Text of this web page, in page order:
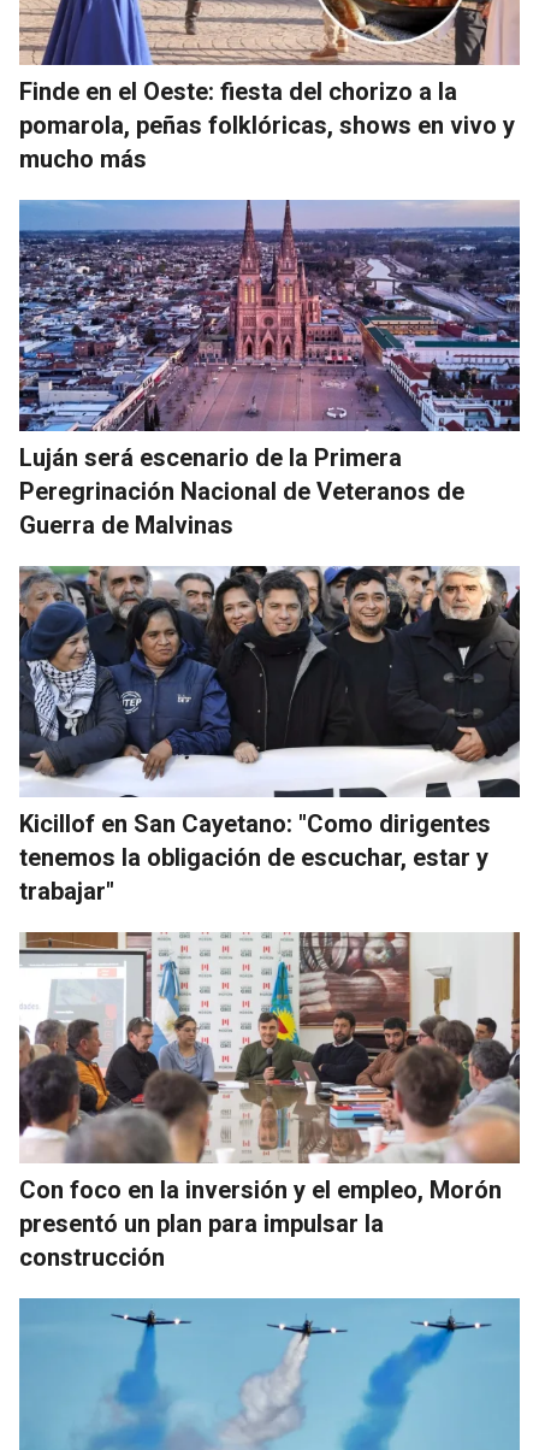
Finde en el Oeste: fiesta del chorizo a la
pomarola, peñas folklóricas, shows en vivo y
mucho más
Luján será escenario de la Primera
Peregrinación Nacional de Veteranos de
Guerra de Malvinas
Kicillof en San Cayetano: "Como dirigentes
tenemos la obligación de escuchar, estar y
trabajar"
Con foco en la inversión y el empleo, Morón
presentó un plan para impulsar la
construcción